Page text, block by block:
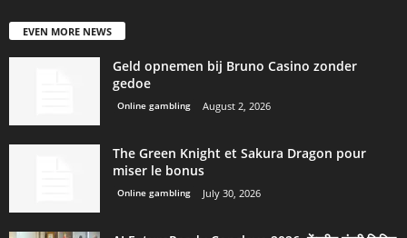
EVEN MORE NEWS
Geld opnemen bij Bruno Casino zonder
gedoe
Online gambling August 2, 2026
The Green Knight et Sakura Dragon pour
miser le bonus
Online gambling July 30, 2026